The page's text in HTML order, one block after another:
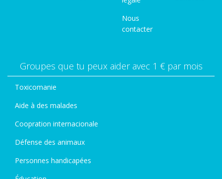
Nous
contacter
Groupes que tu peux aider avec 1 € par mois
Toxicomanie
Aide à des malades
Coopration internacionale
Défense des animaux
Personnes handicapées